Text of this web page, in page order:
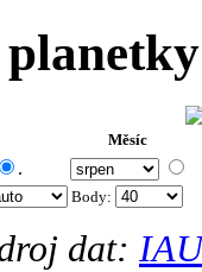
Měsíc
.
Body:
dat: